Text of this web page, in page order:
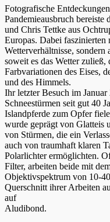
Fotografische
Pandemieausbruch bereiste
und Chris Tettke aus
Europas. Dabei
Wetterverhältnisse, sondern
soweit es das Wetter
Farbvariationen des Eises,
und des Himmels.
Ihr letzter Besuch im
Schneestürmen seit gut 40
Islandpferde zum Opfer
wurde geprägt von Glatteis
von Stürmen, die ein
auch von traumhaft klaren
Polarlichter ermöglichten.
Filter, arbeiten beide mit
Objektivspektrum von 10-
Querschnitt ihrer Arbeiten
auf
Aludibond.